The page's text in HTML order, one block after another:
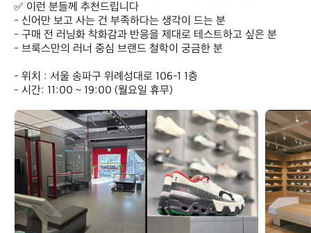
✅ 이런 분들께 추천드립니다
- 신어만 보고 사는 건 부족하다는 생각이 드는 분
- 구매 전 러닝화 착화감과 반응을 제대로 테스트하고 싶은 분
- 브룩스만의 러너 중심 브랜드 철학이 궁금한 분
- 위치 : 서울 송파구 위례성대로 106-1 1층
- 시간: 11:00 ~ 19:00 (월요일 휴무)
잉
초
이
잉
초
이